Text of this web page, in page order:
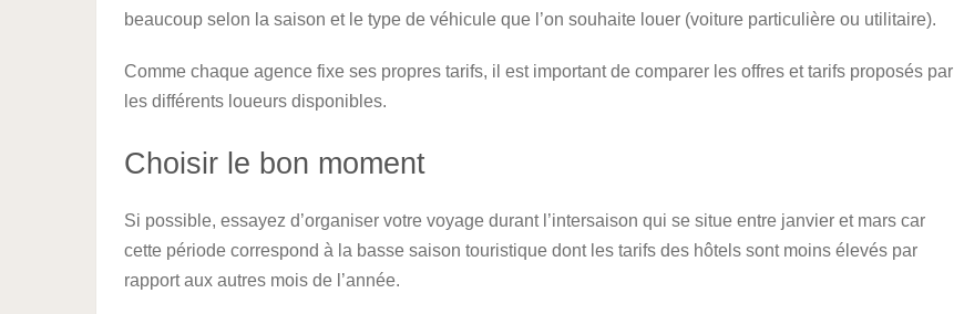
beaucoup selon la saison et le type de véhicule que l’on souhaite louer (voiture particulière ou utilitaire).
Comme chaque agence fixe ses propres tarifs, il est important de comparer les offres et tarifs proposés par
les différents loueurs disponibles.
Choisir le bon moment
Si possible, essayez d’organiser votre voyage durant l’intersaison qui se situe entre janvier et mars car
cette période correspond à la basse saison touristique dont les tarifs des hôtels sont moins élevés par
rapport aux autres mois de l’année.